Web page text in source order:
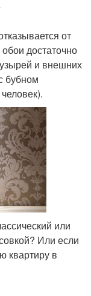
от
достаточно
и внешних
бубном
или
Или если
квартиру в